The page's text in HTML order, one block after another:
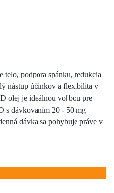
telo, podpora spánku, redukcia
nástup účinkov a flexibilita v
olej je ideálnou voľbou pre
s dávkovaním 20 - 50 mg
dávka sa pohybuje práve v